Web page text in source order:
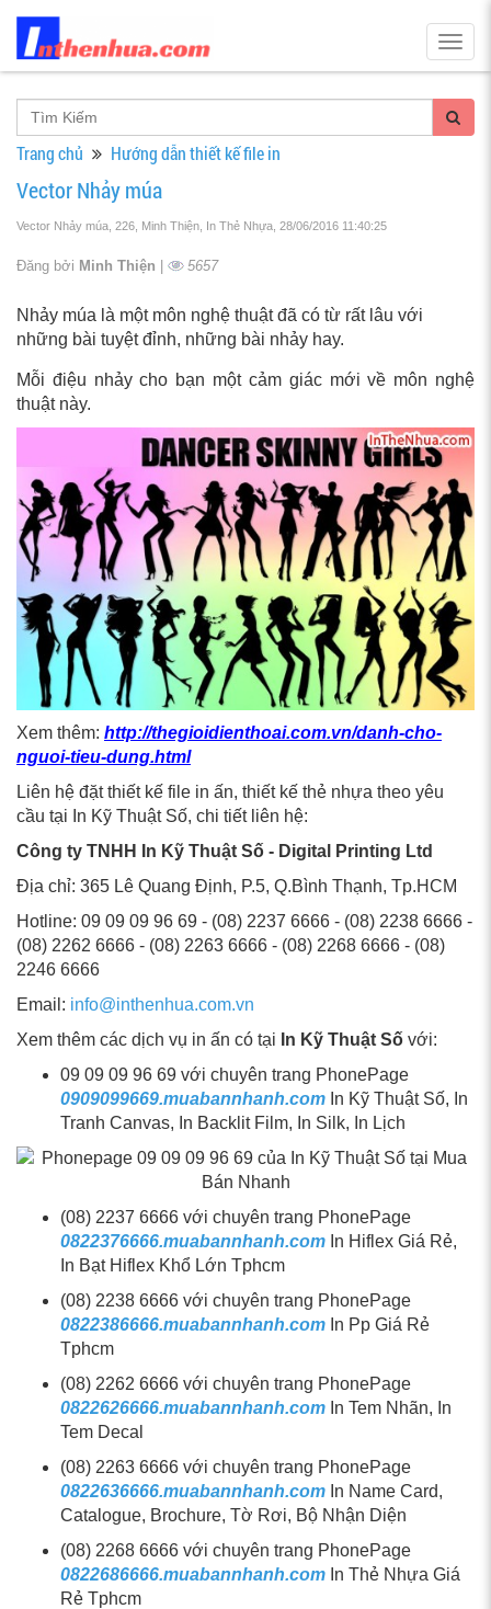
Trang chủ Hướng dẫn thiết kế file in
Vector Nhảy múa
Vector Nhảy múa, 226, Minh Thiện, In Thẻ Nhựa , 28/06/2016 11:40:25
Đăng bởi Minh Thiện | 5657
Nhảy múa là một môn nghệ thuật đã có từ rất lâu với
những bài tuyệt đỉnh, những bài nhảy hay.
Mỗi điệu nhảy cho bạn một cảm giác mới về môn nghệ
thuật này.
Xem thêm: http://thegioidienthoai.com.vn/danh-cho-
nguoi-tieu-dung.html
Liên hệ đặt thiết kế file in ấn, thiết kế thẻ nhựa theo yêu
cầu tại In Kỹ Thuật Số, chi tiết liên hệ:
Công ty TNHH In Kỹ Thuật Số - Digital Printing Ltd
Địa chỉ: 365 Lê Quang Định, P.5, Q.Bình Thạnh, Tp.HCM
Hotline: 09 09 09 96 69 - (08) 2237 6666 - (08) 2238 6666 -
(08) 2262 6666 - (08) 2263 6666 - (08) 2268 6666 - (08)
2246 6666
Email: info@inthenhua.com.vn
Xem thêm các dịch vụ in ấn có tại In Kỹ Thuật Số với:
09 09 09 96 69 với chuyên trang PhonePage
0909099669.muabannhanh.com In Kỹ Thuật Số, In
Tranh Canvas, In Backlit Film, In Silk, In Lịch
(08) 2237 6666 với chuyên trang PhonePage
0822376666.muabannhanh.com In Hiflex Giá Rẻ,
In Bạt Hiflex Khổ Lớn Tphcm
(08) 2238 6666 với chuyên trang PhonePage
0822386666.muabannhanh.com In Pp Giá Rẻ
Tphcm
(08) 2262 6666 với chuyên trang PhonePage
0822626666.muabannhanh.com In Tem Nhãn, In
Tem Decal
(08) 2263 6666 với chuyên trang PhonePage
0822636666.muabannhanh.com In Name Card,
Catalogue, Brochure, Tờ Rơi, Bộ Nhận Diện
(08) 2268 6666 với chuyên trang PhonePage
0822686666.muabannhanh.com In Thẻ Nhựa Giá
Rẻ Tphcm